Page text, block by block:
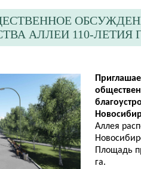
АЛЛЕИ 110-ЛЕТИЯ
Аллея
Площадь
га.